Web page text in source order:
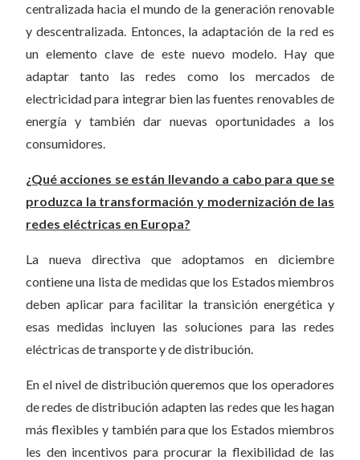
centralizada hacia el mundo de la generación renovable
y descentralizada. Entonces, la adaptación de la red es
un elemento clave de este nuevo modelo. Hay que
adaptar tanto las redes como los mercados de
electricidad para integrar bien las fuentes renovables de
energía y también dar nuevas oportunidades a los
consumidores.
¿Qué acciones se están llevando a cabo para que se
produzca la transformación y modernización de las
redes eléctricas en Europa?
La nueva directiva que adoptamos en diciembre
contiene una lista de medidas que los Estados miembros
deben aplicar para facilitar la transición energética y
esas medidas incluyen las soluciones para las redes
eléctricas de transporte y de distribución.
En el nivel de distribución queremos que los operadores
de redes de distribución adapten las redes que les hagan
más flexibles y también para que los Estados miembros
les den incentivos para procurar la flexibilidad de las